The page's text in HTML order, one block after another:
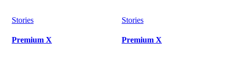
Stories
Premium X
Stories
Premium X